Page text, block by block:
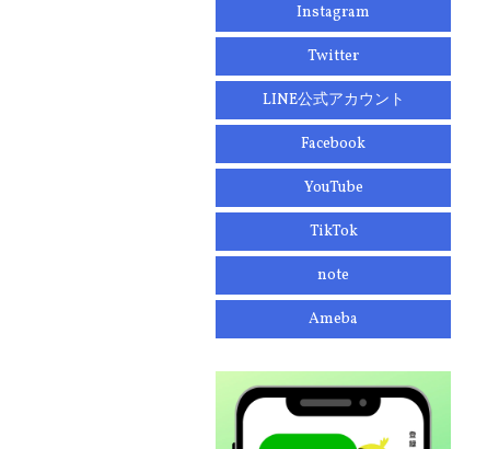
Instagram
Twitter
LINE公式アカウント
Facebook
YouTube
TikTok
note
Ameba